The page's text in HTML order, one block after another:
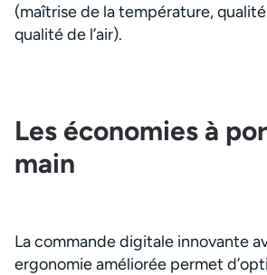
(maîtrise de la température,
qualité de l’air).
Les économies à
main
La commande digitale innovante
ergonomie améliorée permet